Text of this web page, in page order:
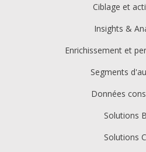
Ciblage et
Insights &
Enrichissement et
Segments
Données
Solutions
Solutions